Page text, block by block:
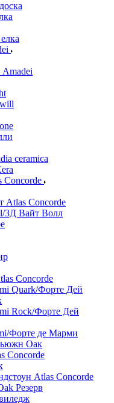
ceramica
Concorde
Atlas Concorde
3Д Вайт Волл
Concorde
Quark/Форте Дей
Rock/Форте Дей
Форте де Марми
Оак
Concorde
Atlas Concorde
Резepв